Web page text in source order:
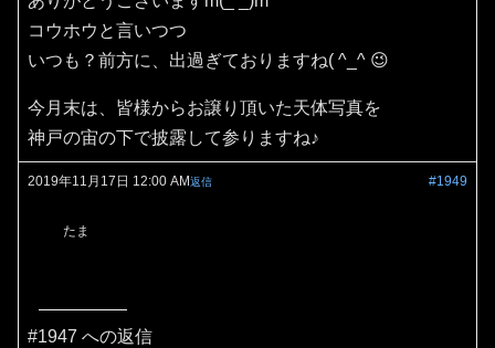
コウホウと言いつつ
いつも？前方に、出過ぎておりますね( ^_^ 😉
今月末は、皆様からお譲り頂いた天体写真を
神戸の宙の下で披露して参りますね♪
2019年11月17日 12:00 AM #1949
返信
たま
#1947 への返信